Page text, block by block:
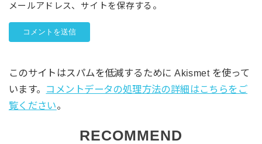
メールアドレス、サイトを保存する。
このサイトはスパムを低減するために Akismet を使って
います。 コメントデータの処理方法の詳細はこちらをご
覧ください。
RECOMMEND